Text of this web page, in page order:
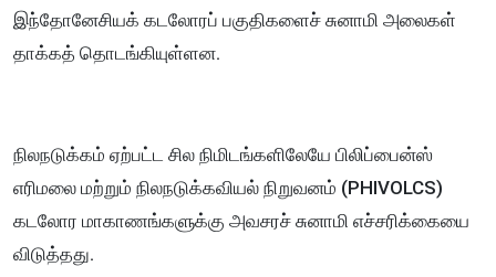
இந்தோனேசியக் கடலோரப் பகுதிகளைச் சுனாமி அலைகள்
தாக்கத் தொடங்கியுள்ளன.
நிலநடுக்கம் ஏற்பட்ட சில நிமிடங்களிலேயே பிலிப்பைன்ஸ்
எரிமலை மற்றும் நிலநடுக்கவியல் நிறுவனம் (PHIVOLCS)
கடலோர மாகாணங்களுக்கு அவசரச் சுனாமி எச்சரிக்கையை
விடுத்தது.